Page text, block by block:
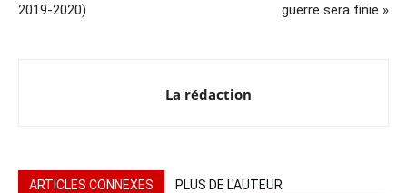
2019-2020)
guerre sera finie »
La rédaction
ARTICLES CONNEXES PLUS DE L'AUTEUR